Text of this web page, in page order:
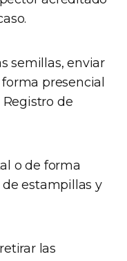
semillas, enviar
presencial
de
o de forma
estampillas y
las